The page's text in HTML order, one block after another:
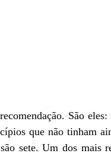
São
que não tinham
sete. Um dos mais